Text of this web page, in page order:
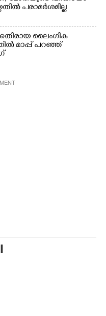
പരാമർശമില്ല
ലൈംഗിക
മാപ്പ് പറഞ്ഞ്